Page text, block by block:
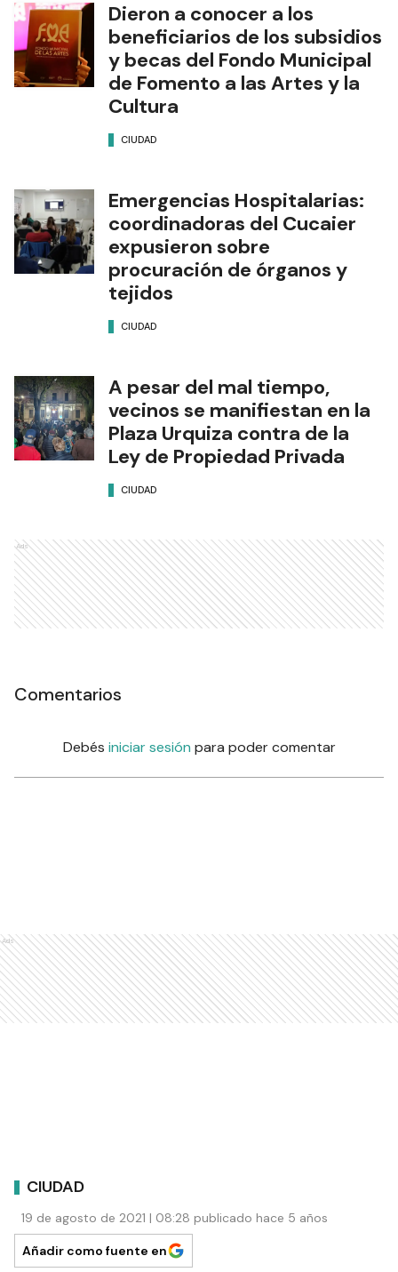
Dieron a conocer a los
beneficiarios de los subsidios
y becas del Fondo Municipal
de Fomento a las Artes y la
Cultura
CIUDAD
Emergencias Hospitalarias:
coordinadoras del Cucaier
expusieron sobre
procuración de órganos y
tejidos
CIUDAD
A pesar del mal tiempo,
vecinos se manifiestan en la
Plaza Urquiza contra de la
Ley de Propiedad Privada
CIUDAD
Ads
Comentarios
Debés iniciar sesión para poder comentar
Ads
CIUDAD
19 de agosto de 2021 | 08:28 publicado hace 5 años
Añadir como fuente en